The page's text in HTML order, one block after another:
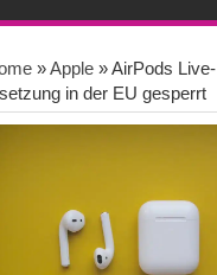
»Apple »AirPods Live-
in der EU gesperrt